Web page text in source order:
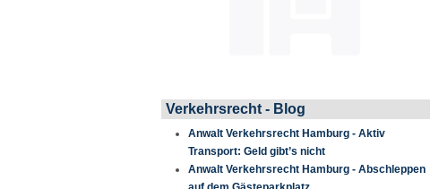
Verkehrsrecht - Blog
Anwalt Verkehrsrecht Hamburg - Aktiv
Transport: Geld gibt’s nicht
Anwalt Verkehrsrecht Hamburg - Abschleppen